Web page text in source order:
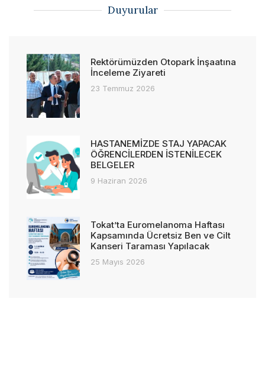
Duyurular
Rektörümüzden Otopark İnşaatına
İnceleme Ziyareti
23 Temmuz 2026
HASTANEMİZDE STAJ YAPACAK
ÖĞRENCİLERDEN İSTENİLECEK
BELGELER
9 Haziran 2026
Tokat’ta Euromelanoma Haftası
Kapsamında Ücretsiz Ben ve Cilt
Kanseri Taraması Yapılacak
25 Mayıs 2026